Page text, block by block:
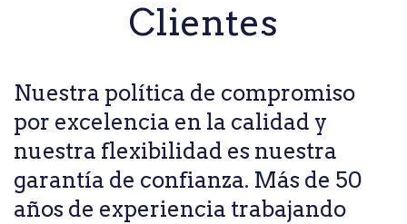
Clientes
Nuestra política de compromiso
por excelencia en la calidad y
nuestra flexibilidad es nuestra
garantía de confianza. Más de 50
años de experiencia trabajando